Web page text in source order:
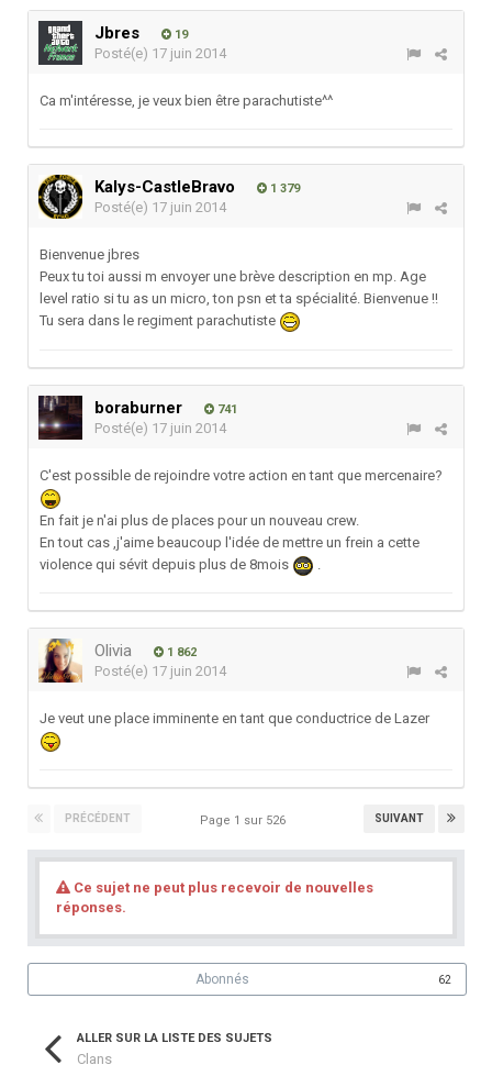
Jbres 19
Posté(e) 17 juin 2014
Ca m'intéresse, je veux bien être parachutiste^^
Kalys-CastleBravo 1 379
Posté(e) 17 juin 2014
Bienvenue jbres
Peux tu toi aussi m envoyer une brève description en mp. Age
level ratio si tu as un micro, ton psn et ta spécialité. Bienvenue !!
Tu sera dans le regiment parachutiste
boraburner 741
Posté(e) 17 juin 2014
C'est possible de rejoindre votre action en tant que mercenaire?
En fait je n'ai plus de places pour un nouveau crew.
En tout cas ,j'aime beaucoup l'idée de mettre un frein a cette
violence qui sévit depuis plus de 8mois
Olivia 1 862
Posté(e) 17 juin 2014
Je veut une place imminente en tant que conductrice de Lazer
PRÉCÉDENT SUIVANT
Page 1 sur 526
Ce sujet ne peut plus recevoir de nouvelles
réponses.
Abonnés 62
ALLER SUR LA LISTE DES SUJETS
Clans